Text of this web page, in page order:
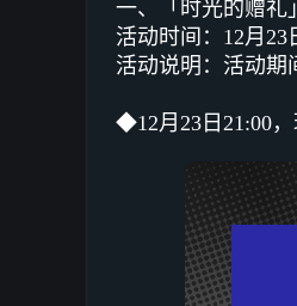
一、「时光的赠礼
活动时间：12月23
活动说明：活动期
◆12月23日21:00